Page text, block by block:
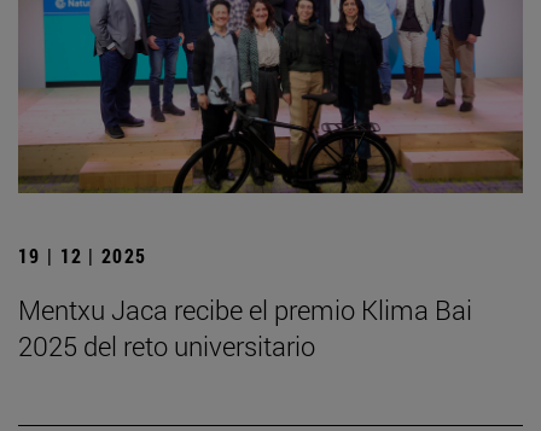
19 | 12 | 2025
Mentxu Jaca recibe el premio Klima Bai
2025 del reto universitario